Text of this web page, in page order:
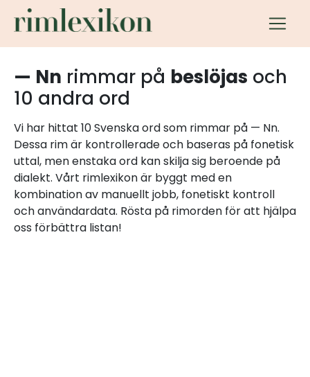
— Nn rimmar på beslöjas och
10 andra ord
Vi har hittat 10 Svenska ord som rimmar på — Nn.
Dessa rim är kontrollerade och baseras på fonetisk
uttal, men enstaka ord kan skilja sig beroende på
dialekt. Vårt rimlexikon är byggt med en
kombination av manuellt jobb, fonetiskt kontroll
och användardata. Rösta på rimorden för att hjälpa
oss förbättra listan!